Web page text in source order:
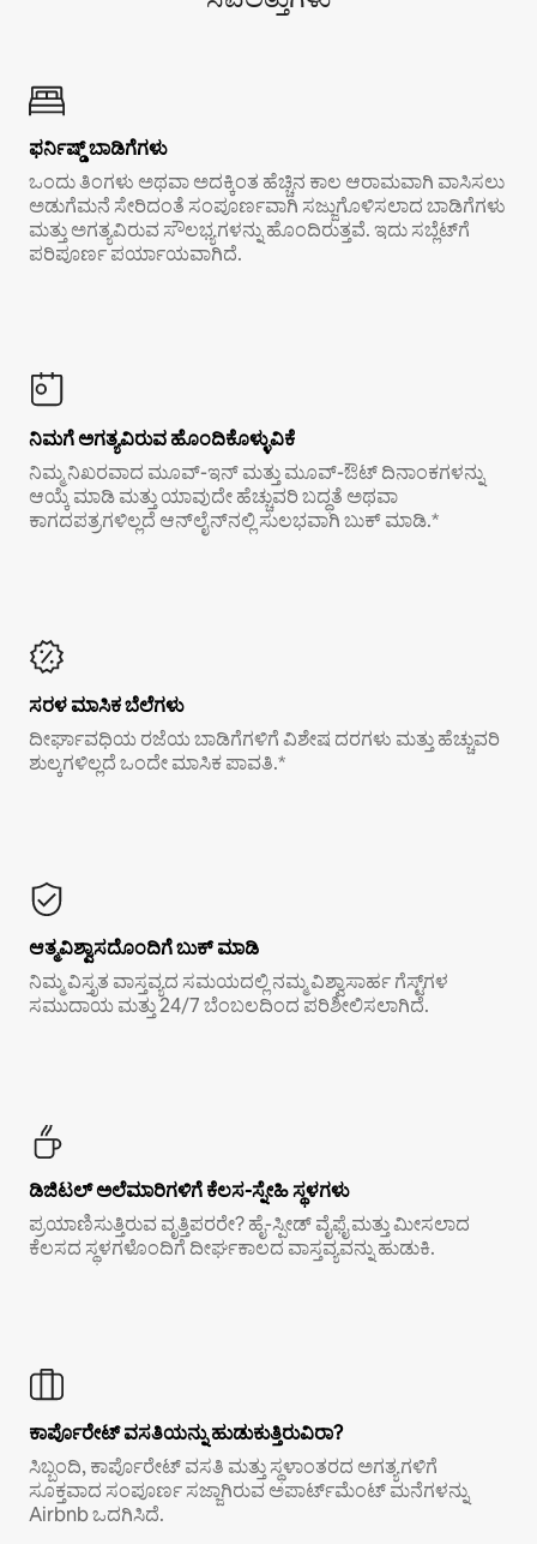
ಫರ್ನಿಷ್ಡ್ ಬಾಡಿಗೆಗಳು
ಒಂದು ತಿಂಗಳು ಅಥವಾ ಅದಕ್ಕಿಂತ ಹೆಚ್ಚಿನ ಕಾಲ ಆರಾಮವಾಗಿ ವಾಸಿಸಲು
ಅಡುಗೆಮನೆ ಸೇರಿದಂತೆ ಸಂಪೂರ್ಣವಾಗಿ ಸಜ್ಜುಗೊಳಿಸಲಾದ ಬಾಡಿಗೆಗಳು
ಮತ್ತು ಅಗತ್ಯವಿರುವ ಸೌಲಭ್ಯಗಳನ್ನು ಹೊಂದಿರುತ್ತವೆ. ಇದು ಸಬ್ಲೆಟ್‌ಗೆ
ಪರಿಪೂರ್ಣ ಪರ್ಯಾಯವಾಗಿದೆ.
ನಿಮಗೆ ಅಗತ್ಯವಿರುವ ಹೊಂದಿಕೊಳ್ಳುವಿಕೆ
ನಿಮ್ಮ ನಿಖರವಾದ ಮೂವ್-ಇನ್ ಮತ್ತು ಮೂವ್-ಔಟ್ ದಿನಾಂಕಗಳನ್ನು
ಆಯ್ಕೆ ಮಾಡಿ ಮತ್ತು ಯಾವುದೇ ಹೆಚ್ಚುವರಿ ಬದ್ಧತೆ ಅಥವಾ
ಕಾಗದಪತ್ರಗಳಿಲ್ಲದೆ ಆನ್‌ಲೈನ್‌ನಲ್ಲಿ ಸುಲಭವಾಗಿ ಬುಕ್ ಮಾಡಿ.*
ಸರಳ ಮಾಸಿಕ ಬೆಲೆಗಳು
ದೀರ್ಘಾವಧಿಯ ರಜೆಯ ಬಾಡಿಗೆಗಳಿಗೆ ವಿಶೇಷ ದರಗಳು ಮತ್ತು ಹೆಚ್ಚುವರಿ
ಶುಲ್ಕಗಳಿಲ್ಲದೆ ಒಂದೇ ಮಾಸಿಕ ಪಾವತಿ.*
ಆತ್ಮವಿಶ್ವಾಸದೊಂದಿಗೆ ಬುಕ್ ಮಾಡಿ
ನಿಮ್ಮ ವಿಸ್ತೃತ ವಾಸ್ತವ್ಯದ ಸಮಯದಲ್ಲಿ ನಮ್ಮ ವಿಶ್ವಾಸಾರ್ಹ ಗೆಸ್ಟ್‌ಗಳ
ಸಮುದಾಯ ಮತ್ತು 24/7 ಬೆಂಬಲದಿಂದ ಪರಿಶೀಲಿಸಲಾಗಿದೆ.
ಡಿಜಿಟಲ್ ಅಲೆಮಾರಿಗಳಿಗೆ ಕೆಲಸ-ಸ್ನೇಹಿ ಸ್ಥಳಗಳು
ಪ್ರಯಾಣಿಸುತ್ತಿರುವ ವೃತ್ತಿಪರರೇ? ಹೈ-ಸ್ಪೀಡ್ ವೈಫೈ ಮತ್ತು ಮೀಸಲಾದ
ಕೆಲಸದ ಸ್ಥಳಗಳೊಂದಿಗೆ ದೀರ್ಘಕಾಲದ ವಾಸ್ತವ್ಯವನ್ನು ಹುಡುಕಿ.
ಕಾರ್ಪೊರೇಟ್ ವಸತಿಯನ್ನು ಹುಡುಕುತ್ತಿರುವಿರಾ?
ಸಿಬ್ಬಂದಿ, ಕಾರ್ಪೊರೇಟ್ ವಸತಿ ಮತ್ತು ಸ್ಥಳಾಂತರದ ಅಗತ್ಯಗಳಿಗೆ
ಸೂಕ್ತವಾದ ಸಂಪೂರ್ಣ ಸಜ್ಜಾಗಿರುವ ಅಪಾರ್ಟ್‌ಮೆಂಟ್ ಮನೆಗಳನ್ನು
Airbnb ಒದಗಿಸಿದೆ.